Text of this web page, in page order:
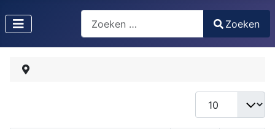
Type 2 or more characters for results.
Zoeken
Toon #